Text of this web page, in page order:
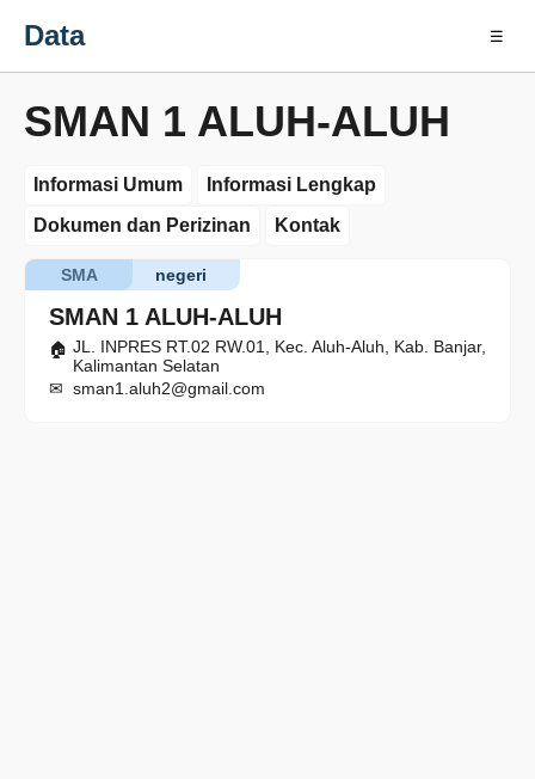
Data ☰
SMAN 1 ALUH-ALUH
Informasi Umum
Informasi Lengkap
Dokumen dan Perizinan
Kontak
SMAN 1 ALUH-ALUH
negeri
SMA
JL. INPRES RT.02 RW.01, Kec. Aluh-Aluh, Kab. Banjar,
Kalimantan Selatan
sman1.aluh2@gmail.com